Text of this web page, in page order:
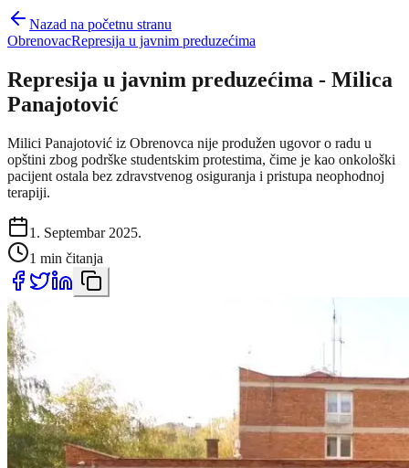
Nazad na početnu stranu
ObrenovacRepresija u javnim preduzećima
Represija u javnim preduzećima - Milica
Panajotović
Milici Panajotović iz Obrenovca nije produžen ugovor o radu u
opštini zbog podrške studentskim protestima, čime je kao onkološki
pacijent ostala bez zdravstvenog osiguranja i pristupa neophodnoj
terapiji.
1. Septembar 2025.
1 min čitanja